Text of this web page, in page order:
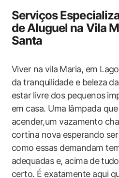
Serviços
de Aluguel na Vila
Santa
Viver na vila Maria, em
da tranquilidade e beleza⁣
estar⁢ livre dos pequenos⁢
em casa. Uma lâmpada
acender,um vazamento
cortina ‍nova esperando
como essas demandam
adequadas e, acima ⁤de⁢
certo. É exatamente aqui